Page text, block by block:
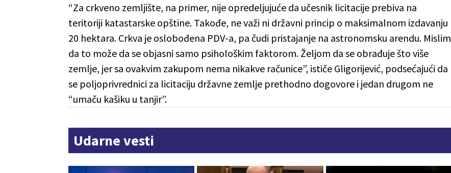
“Za crkveno zemljište, na primer, nije opredeljujuće da učesnik licitacije prebiva na
teritoriji katastarske opštine. Takođe, ne važi ni državni princip o maksimalnom izdavanju
20 hektara. Crkva je oslobođena PDV-a, pa čudi pristajanje na astronomsku arendu. Mislim
da to može da se objasni samo psihološkim faktorom. Željom da se obrađuje što više
zemlje, jer sa ovakvim zakupom nema nikakve računice”, ističe Gligorijević, podsećajući da
se poljoprivrednici za licitaciju državne zemlje prethodno dogovore i jedan drugom ne
“umaču kašiku u tanjir”.
Udarne vesti